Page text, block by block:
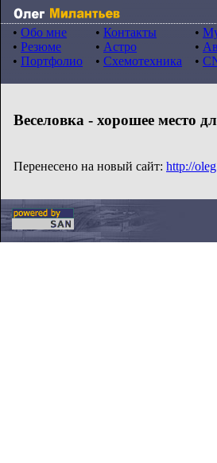
• Обо мне
• Резюме
• Портфолио
• Контакты
• Астро
• Схемотехника
•
•
•
Веселовка - хорошее место
Перенесено на новый сайт: http://